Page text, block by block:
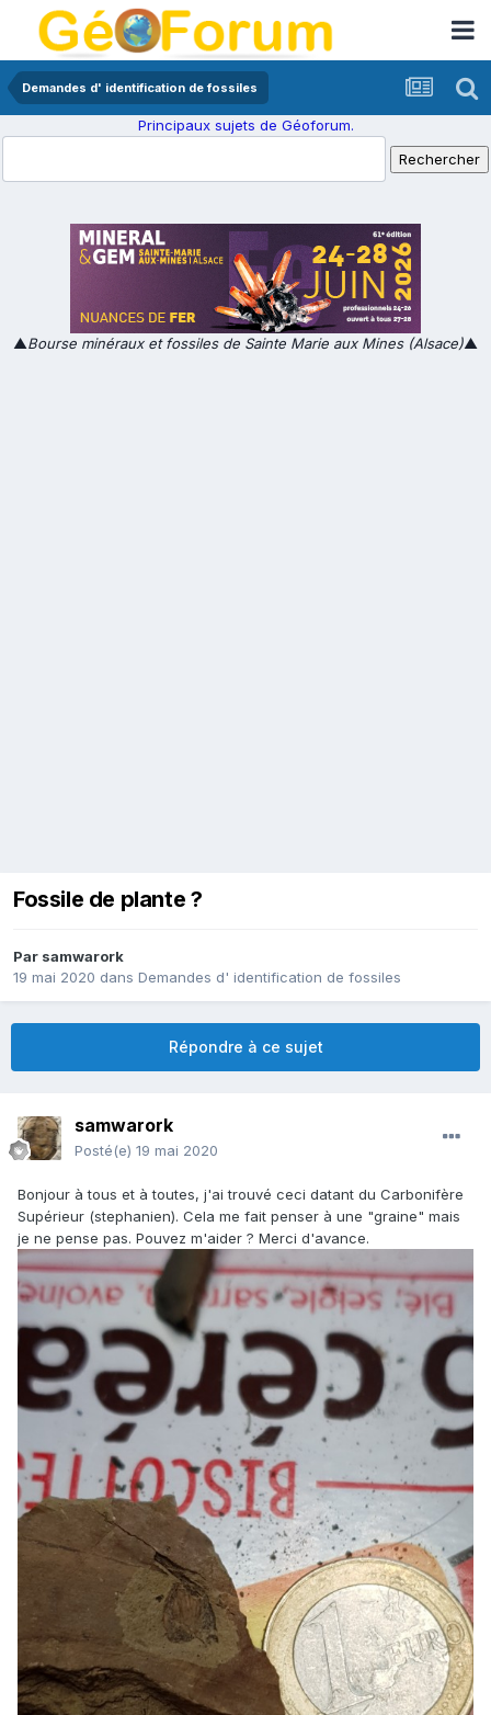
Demandes d' identification de fossiles
Principaux sujets de Géoforum.
▲Bourse minéraux et fossiles de Sainte Marie aux Mines (Alsace)▲
Fossile de plante ?
Par samwarork
19 mai 2020 dans Demandes d' identification de fossiles
Répondre à ce sujet
samwarork
Posté(e) 19 mai 2020
Bonjour à tous et à toutes, j'ai trouvé ceci datant du Carbonifère
Supérieur (stephanien). Cela me fait penser à une "graine" mais
je ne pense pas. Pouvez m'aider ? Merci d'avance.